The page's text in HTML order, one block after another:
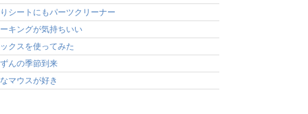
シートにもパーツクリーナー
キングが気持ちいい
クスを使ってみた
んの季節到来
マウスが好き